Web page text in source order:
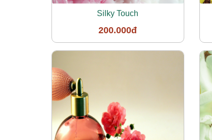
Silky Touch
200.000đ